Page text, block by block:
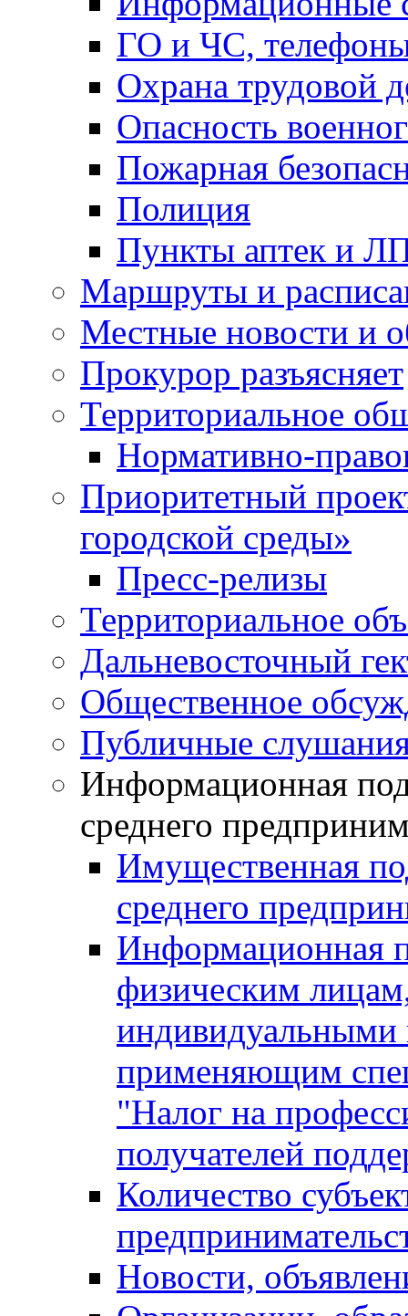
ГО и ЧС,
Охрана трудовой
Опасность
Пожарная
Полиция
Пункты аптек и
Маршруты и
Местные новости и
Прокурор разъясняет
Территориальное
Нормативно-
Приоритетный
городской среды»
Пресс-релизы
Территориальное
Дальневосточный
Общественное
Публичные
Информационная
среднего
Имущественная
среднего
Информационная
физическим
индивидуальными
применяющим
"Налог на
получателей
Количество
Новости,